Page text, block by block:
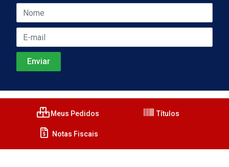
Meus Pedidos Títulos
Notas Fiscais